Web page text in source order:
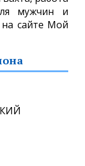
мужчин и
сайте Мой